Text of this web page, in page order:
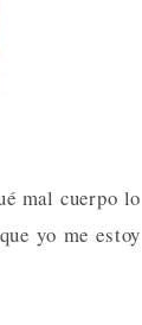
mal cuerpo lo
yo me estoy